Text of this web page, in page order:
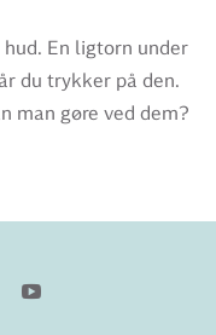
En ligtorn under
du trykker på den.
man gøre ved dem?